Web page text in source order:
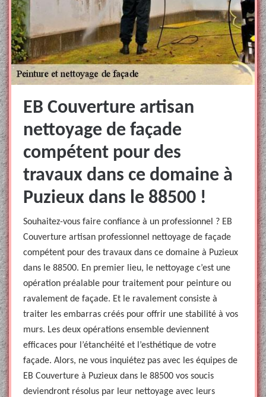
EB Couverture artisan
nettoyage de façade
compétent pour des
travaux dans ce domaine à
Puzieux dans le 88500 !
Souhaitez-vous faire confiance à un professionnel ? EB
Couverture artisan professionnel nettoyage de façade
compétent pour des travaux dans ce domaine à Puzieux
dans le 88500. En premier lieu, le nettoyage c’est une
opération préalable pour traitement pour peinture ou
ravalement de façade. Et le ravalement consiste à
traiter les embarras créés pour offrir une stabilité à vos
murs. Les deux opérations ensemble deviennent
efficaces pour l’étanchéité et l’esthétique de votre
façade. Alors, ne vous inquiétez pas avec les équipes de
EB Couverture à Puzieux dans le 88500 vos soucis
deviendront résolus par leur nettoyage avec leurs